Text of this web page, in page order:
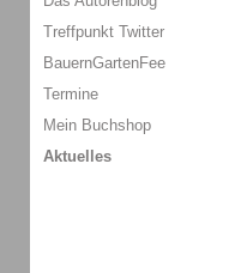
Treffpunkt Twitter
BauernGartenFee
Termine
Mein Buchshop
Aktuelles